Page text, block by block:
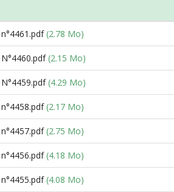
(2.78 Mo)
(2.15 Mo)
(4.29 Mo)
(2.17 Mo)
(2.75 Mo)
(4.18 Mo)
(4.08 Mo)